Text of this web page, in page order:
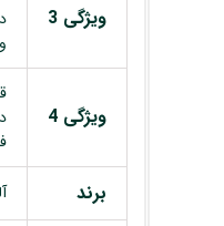
ویژگی 3
و
ویژگی 4
برند